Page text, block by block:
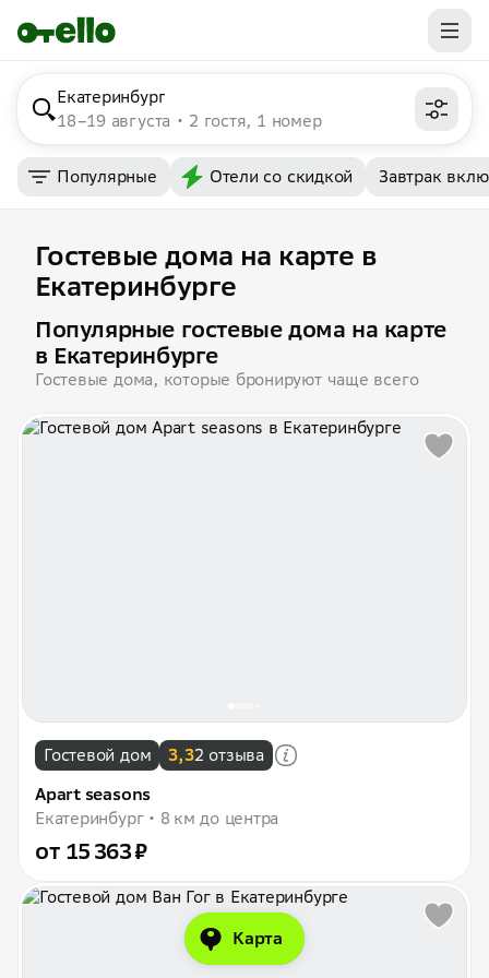
Екатеринбург
18–19 августа
2 гостя, 1 номер
Популярные Отели со скидкой Завтрак
Гостевые дома на карте в
Екатеринбурге
Популярные гостевые дома на карте
в Екатеринбурге
Гостевые дома, которые бронируют чаще всего
Гостевой дом 3,32 отзыва
Apart seasons
Екатеринбург
8 км до центра
от 15 363 ₽
Карта